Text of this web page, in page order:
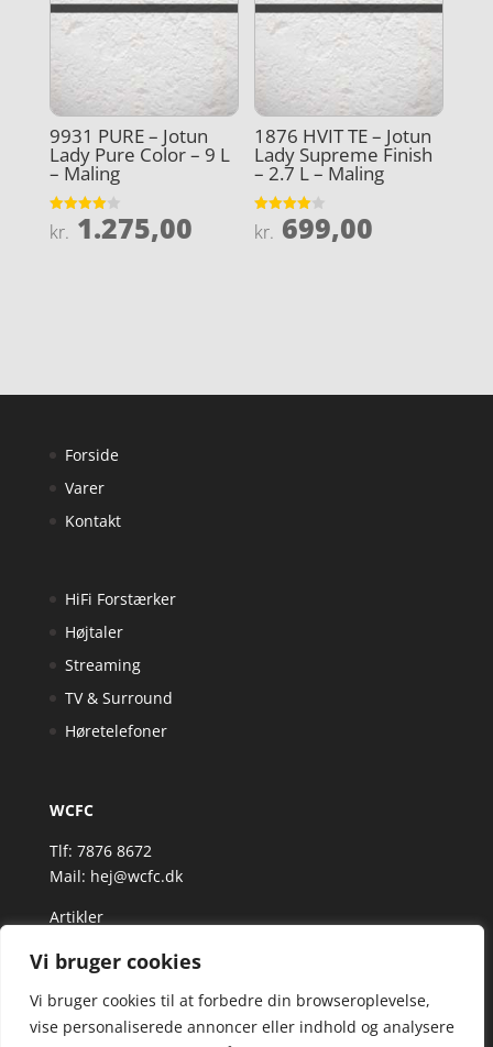
Vi bruger cookies
Vi bruger cookies til at forbedre din browseroplevelse,
vise personaliserede annoncer eller indhold og analysere
9931 PURE – Jotun
Lady Pure Color – 9 L
– Maling
Vurderet
4
kr. 1.275,00
1876 HVIT TE – Jotun
Lady Supreme Finish
– 2.7 L – Maling
Vurderet
4
kr. 699,00
Forside
Varer
Kontakt
HiFi Forstærker
Højtaler
Streaming
TV & Surround
Høretelefoner
WCFC
Tlf: 7876 8672
Mail: hej@wcfc.dk
Artikler